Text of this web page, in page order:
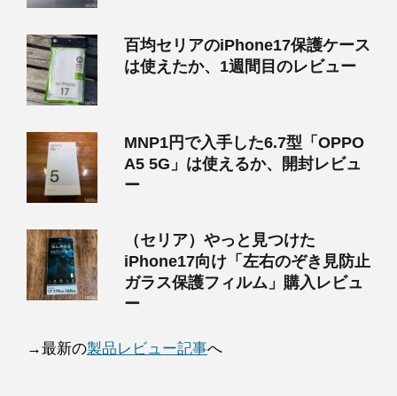
百均セリアのiPhone17保護ケース
は使えたか、1週間目のレビュー
MNP1円で入手した6.7型「OPPO
A5 5G」は使えるか、開封レビュ
ー
（セリア）やっと見つけた
iPhone17向け「左右のぞき見防止
ガラス保護フィルム」購入レビュ
ー
→最新の製品レビュー記事へ